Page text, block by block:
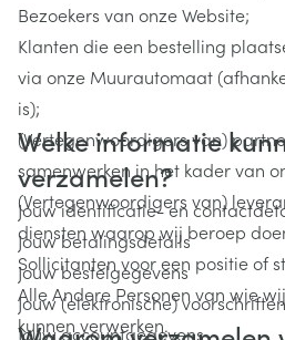
Bezoekers van onze Website;
Klanten die een bestelling
via onze Muurautomaat
is);
(Vertegenwoordigers van)
samenwerken in het kader van
(Vertegenwoordigers van)
diensten waarop wij beroep
Sollicitanten voor een positie of
Alle Andere Personen van wie
kunnen verwerken.
Welke informatie
verzamelen?
Jouw identificatie- en
Jouw betalingsdetails
Jouw bestelgegevens
Jouw (elektronische) voorschriften
Jouw accountgegevens